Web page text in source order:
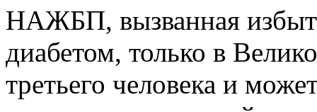
НАЖБП, вызванная
диабетом, только в
третьего человека и